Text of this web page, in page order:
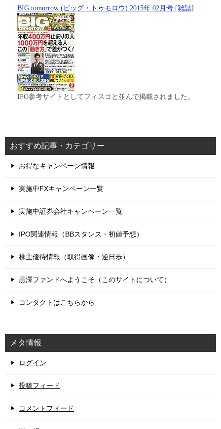
BIG tomorrow (ビッグ・トゥモロウ) 2015年 02月号 [雑誌]
IPO参考サイトとしてフィスコと並んで掲載されました。
おすすめ記事・カテゴリー
お得なキャンペーン情報
実施中FXキャンペーン一覧
実施中証券会社キャンペーン一覧
IPO関連情報（BBスタンス・初値予想）
株主優待情報（取得画像・逆日歩）
黒澤ファンドへようこそ（このサイトについて）
コンタクトはこちらから
メタ情報
ログイン
投稿フィード
コメントフィード